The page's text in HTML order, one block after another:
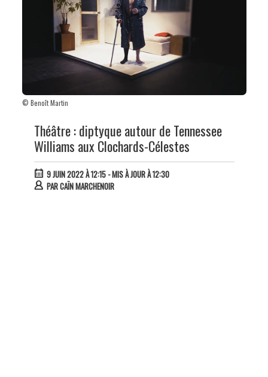
© Benoît Martin
Théâtre : diptyque autour de Tennessee
Williams aux Clochards-Célestes
9 JUIN 2022 À 12:15- MIS À JOUR À 12:30
PARCAÏN MARCHENOIR